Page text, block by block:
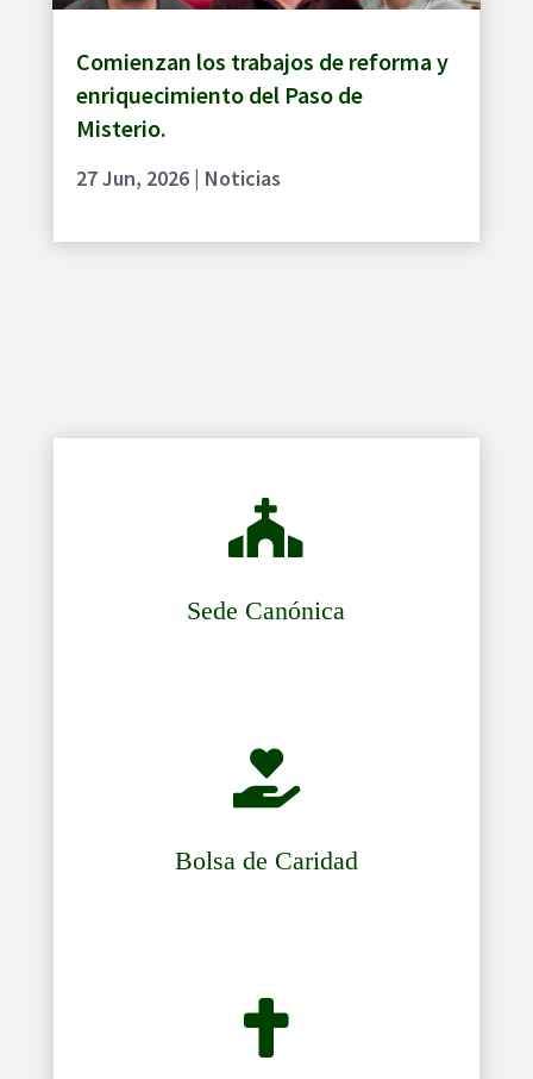
Comienzan los trabajos de reforma y
enriquecimiento del Paso de
Misterio.
27 Jun, 2026| Noticias

Sede Canónica

Bolsa de Caridad
